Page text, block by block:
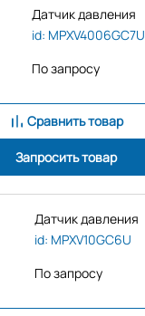
Датчик давления
id: MPXV4006GC7U
По запросу
Сравнить товар
Запросить товар
Датчик давления
id: MPXV10GC6U
По запросу